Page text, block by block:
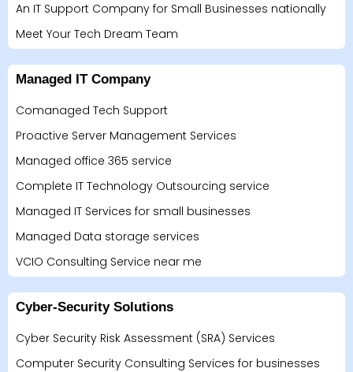
An IT Support Company for Small Businesses nationally
Meet Your Tech Dream Team
Managed IT Company
Comanaged Tech Support
Proactive Server Management Services
Managed office 365 service
Complete IT Technology Outsourcing service
Managed IT Services for small businesses
Managed Data storage services
VCIO Consulting Service near me
Cyber-Security Solutions
Cyber Security Risk Assessment (SRA) Services
Computer Security Consulting Services for businesses